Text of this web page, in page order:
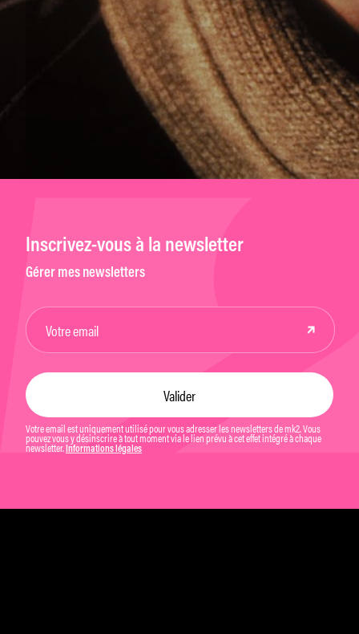
Inscrivez-vous à la newsletter
Gérer mes newsletters
Votre email est uniquement utilisé pour vous adresser les newsletters de mk2. Vous
pouvez vous y désinscrire à tout moment via le lien prévu à cet effet intégré à chaque
newsletter. Informations légales